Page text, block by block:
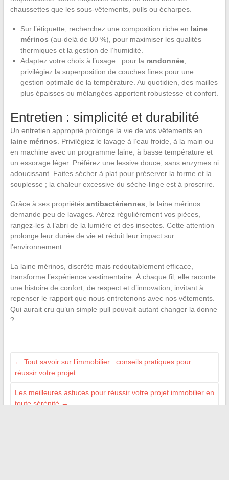
chaussettes que les sous-vêtements, pulls ou écharpes.
Sur l’étiquette, recherchez une composition riche en laine
mérinos (au-delà de 80 %), pour maximiser les qualités
thermiques et la gestion de l’humidité.
Adaptez votre choix à l’usage : pour la randonnée,
privilégiez la superposition de couches fines pour une
gestion optimale de la température. Au quotidien, des mailles
plus épaisses ou mélangées apportent robustesse et confort.
Entretien : simplicité et durabilité
Un entretien approprié prolonge la vie de vos vêtements en
laine mérinos . Privilégiez le lavage à l’eau froide, à la main ou
en machine avec un programme laine, à basse température et
un essorage léger. Préférez une lessive douce, sans enzymes ni
adoucissant. Faites sécher à plat pour préserver la forme et la
souplesse ; la chaleur excessive du sèche-linge est à proscrire.
Grâce à ses propriétés antibactériennes , la laine mérinos
demande peu de lavages. Aérez régulièrement vos pièces,
rangez-les à l’abri de la lumière et des insectes. Cette attention
prolonge leur durée de vie et réduit leur impact sur
l’environnement.
La laine mérinos, discrète mais redoutablement efficace,
transforme l’expérience vestimentaire. À chaque fil, elle raconte
une histoire de confort, de respect et d’innovation, invitant à
repenser le rapport que nous entretenons avec nos vêtements.
Qui aurait cru qu’un simple pull pouvait autant changer la donne
?
← Tout savoir sur l’immobilier : conseils pratiques pour
réussir votre projet
Les meilleures astuces pour réussir votre projet immobilier en
toute sérénité →